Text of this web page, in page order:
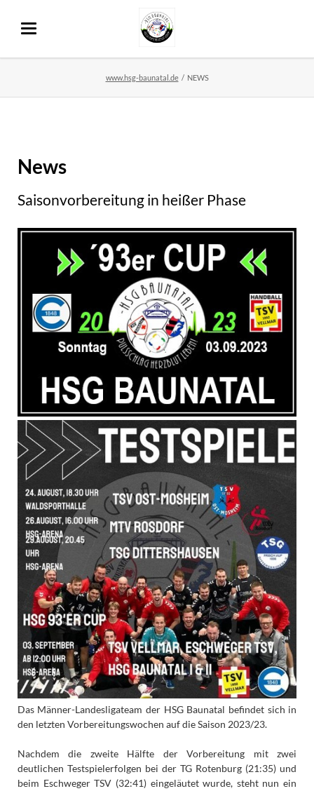
www.hsg-baunatal.de NEWS
News
Saisonvorbereitung in heißer Phase
Das Männer-Landesligateam der HSG Baunatal befindet sich in
den letzten Vorbereitungswochen auf die Saison 2023/23.
Nachdem die zweite Hälfte der Vorbereitung mit zwei
deutlichen Testspielerfolgen bei der TG Rotenburg (21:35) und
beim Eschweger TSV (32:41) eingeläutet wurde, steht nun ein